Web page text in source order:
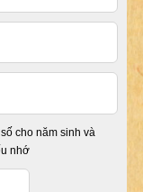
cho năm sinh và
nhớ